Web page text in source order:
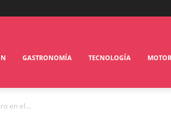
GASTRONOMÍA TECNOLOGÍA MOTOR
en el...